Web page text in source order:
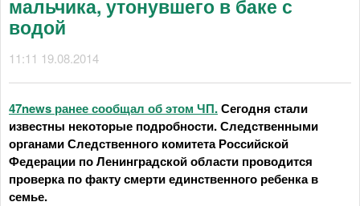
мальчика, утонувшего в баке с
водой
11:11 19.08.2014
47news ранее сообщал об этом ЧП.Сегодня стали
известны некоторые подробности.Следственными
органами Следственного комитета Российской
Федерации по Ленинградской области проводится
проверка по факту смерти единственного ребенка в
семье.